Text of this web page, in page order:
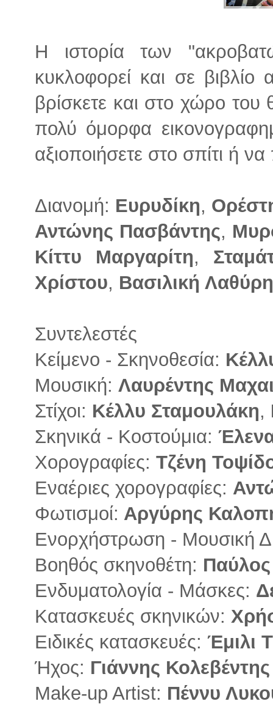
Η ιστορία των
κυκλοφορεί και σε βιβλίο
βρίσκετε και στο χώρο του
πολύ όμορφα
αξιοποιήσετε στο σπίτι ή
Διανομή: Ευρυδίκη,
Αντώνης Πασβάντης,
Κίττυ Μαργαρίτη,
Χρίστου, Βασιλική Λαθύρη
Συντελεστές
Κείμενο - Σκηνοθεσία:
Μουσική: Λαυρέντης
Στίχοι: Κέλλυ Σταμουλάκη,
Σκηνικά - Κοστούμια:
Χορογραφίες: Τζένη
Εναέριες χορογραφίες:
Φωτισμοί: Αργύρης
Ενορχήστρωση - Μουσική
Βοηθός σκηνοθέτη:
Ενδυματολογία - Μάσκες:
Κατασκευές σκηνικών:
Ειδικές κατασκευές: Έμιλι
Ήχος: Γιάννης Κολεβέντης
Make-up Artist: Πέννυ